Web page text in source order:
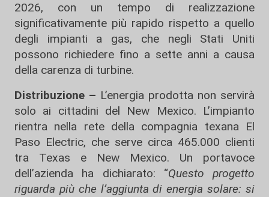
2026, con un tempo di realizzazione
significativamente più rapido rispetto a quello
degli impianti a gas, che negli Stati Uniti
possono richiedere fino a sette anni a causa
della carenza di turbine.
Distribuzione – L’energia prodotta non servirà
solo ai cittadini del New Mexico. L’impianto
rientra nella rete della compagnia texana El
Paso Electric, che serve circa 465.000 clienti
tra Texas e New Mexico. Un portavoce
dell’azienda ha dichiarato: “Questo progetto
riguarda più che l’aggiunta di energia solare: si